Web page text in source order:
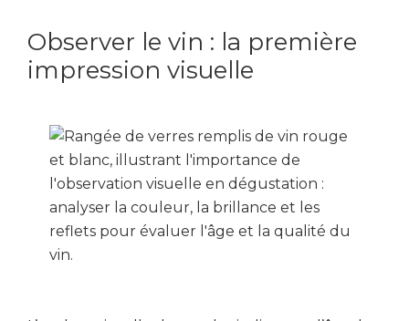
Observer le vin : la première
impression visuelle